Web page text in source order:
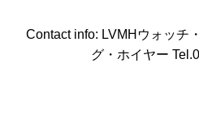
Contact info: LVMHウォッチ
グ・ホイヤー